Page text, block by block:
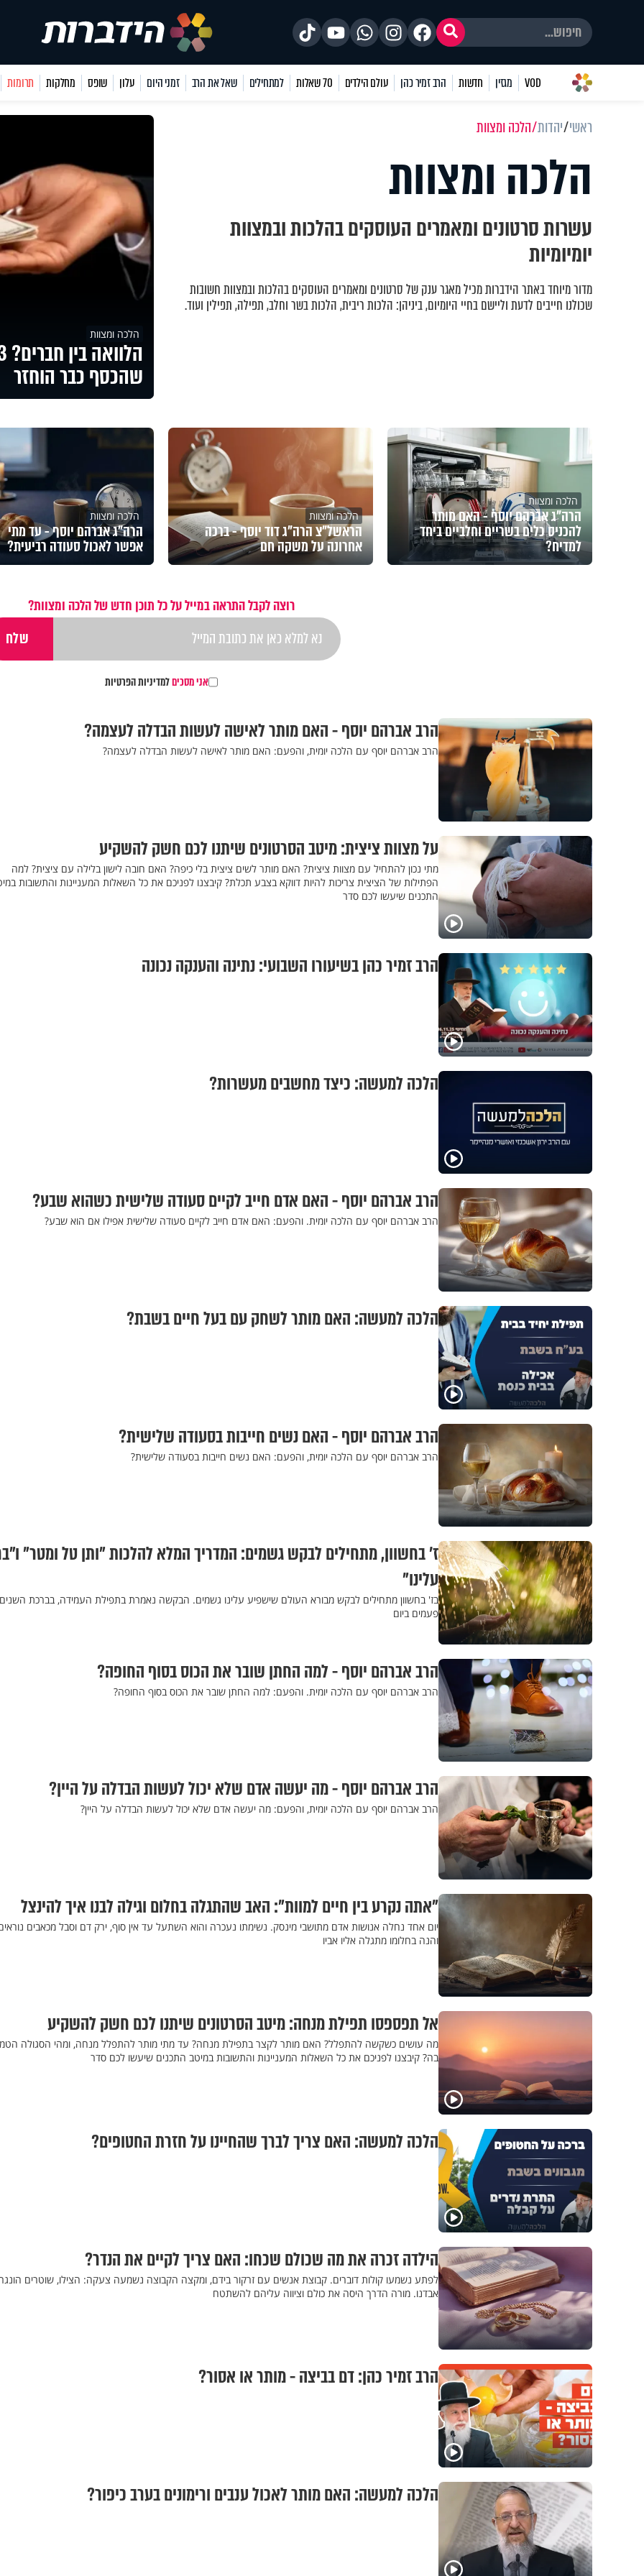
VOD מגזין חדשות הרב זמיר כהן עולם הילדים 70 שאלות למתחילים שאל את הרב זמני היום עלון שופס מחלקות תרומות
ראשי יהדות הלכה ומצוות
הלכה ומצוות
עשרות סרטונים ומאמרים העוסקים בהלכות ובמצוות
יומיומיות
מדור מיוחד באתר הידברות מכיל מאגר ענק של סרטונים ומאמרים העוסקים בהלכות ובמצוות חשובות
שכולנו חייבים לדעת וליישם בחיי היומיום, ביניהן: הלכות ריבית, הלכות בשר וחלב, תפילה, תפילין ועוד.
הלכה ומצוות
שהכסף כבר הוחזר
הלכה ומצוות
הרה"ג אברהם יוסף - האם מותר
להכניס כלים בשריים וחלביים ביחד
למדיח?
הלכה ומצוות
הראשל"צ הרה"ג דוד יוסף - ברכה
אחרונה על משקה חם
הלכה ומצוות
הרה"ג אברהם יוסף - עד מתי
אפשר לאכול סעודה רביעית?
רוצה לקבל התראה במייל על כל תוכן חדש של הלכה ומצוות?
אני מסכיםלמדיניות הפרטיות
הרב אברהם יוסף - האם מותר לאישה לעשות הבדלה לעצמה?
הרב אברהם יוסף עם הלכה יומית, והפעם: האם מותר לאישה לעשות הבדלה לעצמה?
על מצוות ציצית: מיטב הסרטונים שיתנו לכם חשק להשקיע
מתי נכון להתחיל עם מצוות ציצית? האם מותר לשים ציצית בלי כיפה? האם חובה לישון בלילה עם ציצית? למה
הפתילות של הציצית צריכות להיות דווקא בצבע תכלת? קיבצנו לפניכם את כל השאלות המעניינות והתשובות
התכנים שיעשו לכם סדר
הרב זמיר כהן בשיעורו השבועי: נתינה והענקה נכונה
הלכה למעשה: כיצד מחשבים מעשרות?
הרב אברהם יוסף - האם אדם חייב לקיים סעודה שלישית כשהוא שבע?
הרב אברהם יוסף עם הלכה יומית. והפעם: האם אדם חייב לקיים סעודה שלישית אפילו אם הוא שבע?
הלכה למעשה: האם מותר לשחק עם בעל חיים בשבת?
הרב אברהם יוסף - האם נשים חייבות בסעודה שלישית?
הרב אברהם יוסף עם הלכה יומית, והפעם: האם נשים חייבות בסעודה שלישית?
ז' בחשוון, מתחילים לבקש גשמים: המדריך המלא להלכות "ותן טל ומטר"
עלינו"
פעמים ביום
הרב אברהם יוסף - למה החתן שובר את הכוס בסוף החופה?
הרב אברהם יוסף עם הלכה יומית. והפעם: למה החתן שובר את הכוס בסוף החופה?
הרב אברהם יוסף - מה יעשה אדם שלא יכול לעשות הבדלה על היין?
הרב אברהם יוסף עם הלכה יומית, והפעם: מה יעשה אדם שלא יכול לעשות הבדלה על היין?
"אתה נקרע בין חיים למוות": האב שהתגלה בחלום וגילה לבנו איך להינצל
יום אחד נחלה אנושות אדם מתושבי מינסק. נשימתו נעכרה והוא השתעל עד אין סוף, ירק דם וסבל מכאבים
והנה בחלומו מתגלה אליו אביו
אל תפספסו תפילת מנחה: מיטב הסרטונים שיתנו לכם חשק להשקיע
מה עושים כשקשה להתפלל? האם מותר לקצר בתפילת מנחה? עד מתי מותר להתפלל מנחה, ומהי הסגולה
בה? קיבצנו לפניכם את כל השאלות המעניינות והתשובות במיטב התכנים שיעשו לכם סדר
הלכה למעשה: האם צריך לברך שהחיינו על חזרת החטופים?
הילדה זכרה את מה שכולם שכחו: האם צריך לקיים את הנדר?
לפתע נשמעו קולות דוברים. קבוצת אנשים עם זרקור בידם, ומקצה הקבוצה נשמעה צעקה: הצילו, שוטרים
אבדנו. מורה הדרך היסה את כולם וציווה עליהם להשתטח
הרב זמיר כהן: דם בביצה - מותר או אסור?
הלכה למעשה: האם מותר לאכול ענבים ורימונים בערב כיפור?